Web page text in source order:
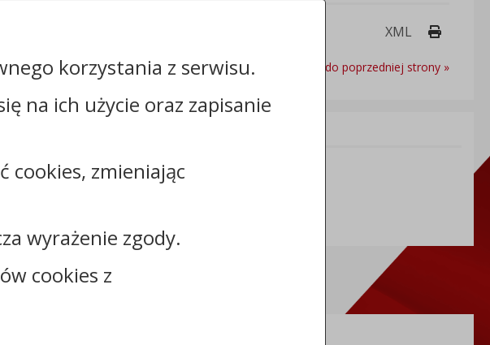
XML Drukuj
Powrót do poprzedniej strony »
NIP: 8883127676
REGON: 365968664
korzystania z serwisu.
na ich użycie oraz zapisanie
cookies, zmieniając
wyrażenie zgody.
cookies z